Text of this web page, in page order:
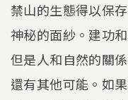
禁山的生態得以保
神秘的面紗。建功
但是人和自然的關
還有其他可能。如